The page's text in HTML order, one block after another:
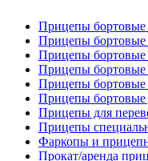
Прицепы бортовые
Прицепы бортовые
Прицепы бортовые
Прицепы бортовые
Прицепы бортовые
Прицепы бортовые
Прицепы для
Прицепы
Фаркопы и
Прокат/аренда